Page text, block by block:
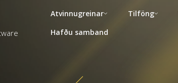
Atvinnugreinar Tilföng
Hafðu samband